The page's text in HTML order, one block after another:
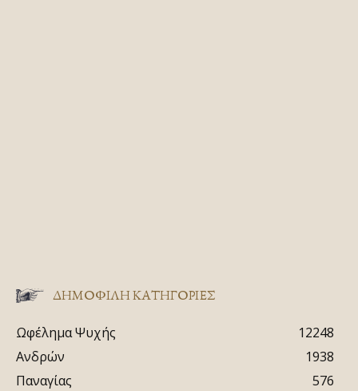
ΔΗΜΟΦΙΛΗ ΚΑΤΗΓΟΡΙΕΣ
Ωφέλημα Ψυχής
12248
Ανδρών
1938
Παναγίας
576